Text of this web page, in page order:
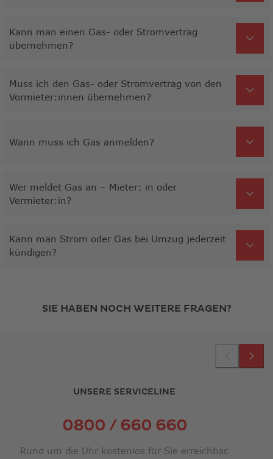
Kann man einen Gas- oder Stromvertrag
übernehmen?
Muss ich den Gas- oder Stromvertrag von den
Vormieter:innen übernehmen?
Wann muss ich Gas anmelden?
Wer meldet Gas an – Mieter: in oder
Vermieter:in?
Kann man Strom oder Gas bei Umzug jederzeit
kündigen?
SIE HABEN NOCH WEITERE FRAGEN?
UNSERE SERVICELINE
0800 / 660 660
Rund um die Uhr kostenlos für Sie erreichbar.